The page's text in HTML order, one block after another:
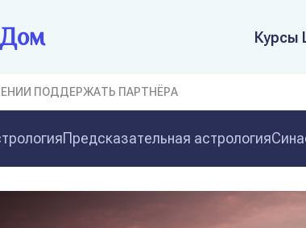
Курсы
ПОДДЕРЖАТЬ ПАРТНЁРА
Предсказательная астрология